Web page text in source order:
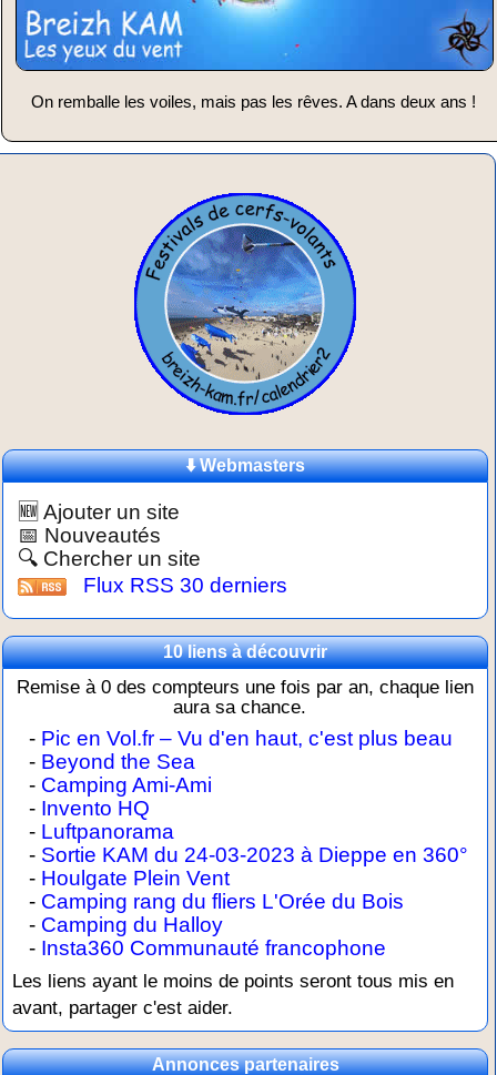
On remballe les voiles, mais pas les rêves. A dans deux ans !
⬇️ Webmasters
🆕 Ajouter un site
📅 Nouveautés
🔍 Chercher un site
Flux RSS 30 derniers
10 liens à découvrir
Remise à 0 des compteurs une fois par an, chaque lien
aura sa chance.
- Pic en Vol.fr – Vu d'en haut, c'est plus beau
- Beyond the Sea
- Camping Ami-Ami
- Invento HQ
- Luftpanorama
- Sortie KAM du 24-03-2023 à Dieppe en 360°
- Houlgate Plein Vent
- Camping rang du fliers L'Orée du Bois
- Camping du Halloy
- Insta360 Communauté francophone
Les liens ayant le moins de points seront tous mis en
avant, partager c'est aider.
Annonces partenaires